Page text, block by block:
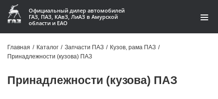
Официальный дилер автомобилей
ГАЗ, ПАЗ, КАвЗ, ЛиАЗ в Амурской
области и ЕАО
О компании
Главная / Каталог / Запчасти ПАЗ / Кузов, рама ПАЗ /
Принадлежности (кузова) ПАЗ
Принадлежности (кузова) ПАЗ